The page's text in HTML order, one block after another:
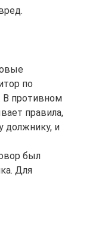
по
В противном
правила,
должнику, и
был
Для